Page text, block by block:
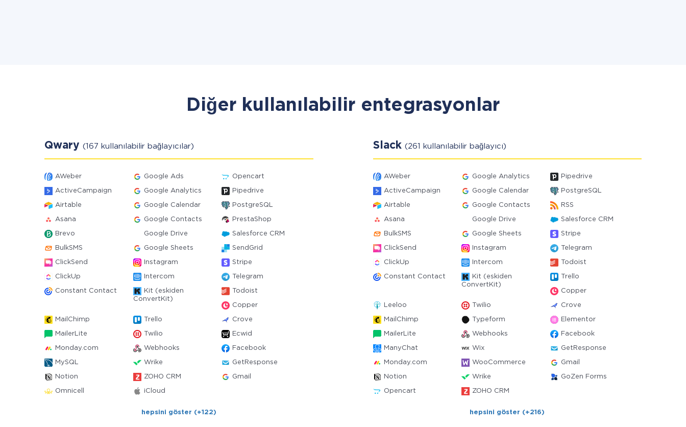
Diğer kullanılabilir entegrasyonlar
Qwary (167 kullanılabilir bağlayıcılar)
AWeber Google Ads Opencart
ActiveCampaign Google Analytics Pipedrive
Airtable Google Calendar PostgreSQL
Asana Google Contacts PrestaShop
Brevo Google Drive Salesforce CRM
BulkSMS Google Sheets SendGrid
ClickSend Instagram Stripe
ClickUp Intercom Telegram
Constant Contact
Kit (eskiden
ConvertKit)
Todoist
Copper
MailChimp Trello Crove
MailerLite Twilio Ecwid
Monday.com Webhooks Facebook
MySQL Wrike GetResponse
Notion ZOHO CRM Gmail
Omnicell iCloud
hepsini göster (+122)
Slack (261 kullanılabilir bağlayıcı)
AWeber Google Analytics Pipedrive
ActiveCampaign Google Calendar PostgreSQL
Airtable Google Contacts RSS
Asana Google Drive Salesforce CRM
BulkSMS Google Sheets Stripe
ClickSend Instagram Telegram
ClickUp Intercom Todoist
Constant Contact
Kit (eskiden
ConvertKit)
Trello
Copper
Leeloo Twilio Crove
MailChimp Typeform Elementor
MailerLite Webhooks Facebook
ManyChat Wix GetResponse
Monday.com WooCommerce Gmail
Notion Wrike GoZen Forms
Opencart ZOHO CRM
hepsini göster (+216)